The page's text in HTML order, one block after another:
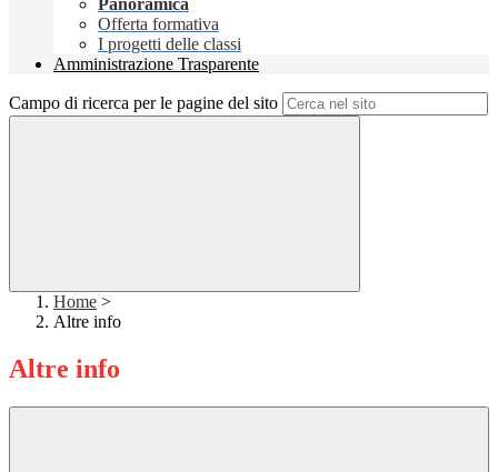
Panoramica
Offerta formativa
I progetti delle classi
Amministrazione Trasparente
Campo di ricerca per le pagine del sito
Home >
Altre info
Altre info